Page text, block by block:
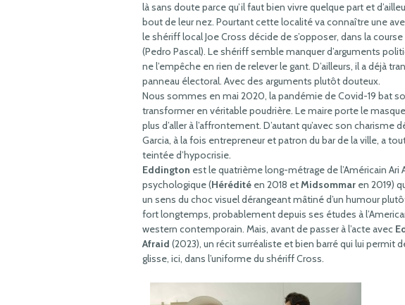
là sans doute parce qu’il faut bien vivre quelque part et
bout de leur nez. Pourtant cette localité va connaître une
le shériff local Joe Cross décide de s’opposer, dans la
(Pedro Pascal). Le shériff semble manquer d’arguments
ne l’empêche en rien de relever le gant. D’ailleurs, il a déjà
panneau électoral. Avec des arguments plutôt douteux.
Nous sommes en mai 2020, la pandémie de Covid-19 bat
transformer en véritable poudrière. Le maire porte le
plus d’aller à l’affrontement. D’autant qu’avec son
Garcia, à la fois entrepreneur et patron du bar de la ville, a
teintée d’hypocrisie.
Eddington est le quatrième long-métrage de l’Américain Ari
psychologique (Hérédité en 2018 etMidsommar en 2019)
un sens du choc visuel dérangeant mâtiné d’un humour
fort longtemps, probablement depuis ses études à
western contemporain. Mais, avant de passer à l’acte avec
Afraid (2023), un récit surréaliste et bien barré qui lui permit
glisse, ici, dans l’uniforme du shériff Cross.